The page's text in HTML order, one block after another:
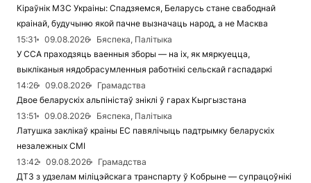
Кіраўнік МЗС Украіны: Спадзяемся, Беларусь стане свабоднай
краінай, будучыню якой пачне вызначаць народ, а не Масква
15:31
09.08.2026
Бяспека, Палітыка
У ССА праходзяць ваенныя зборы — на іх, як мяркуецца,
выкліканыя нядобрасумленныя работнікі сельскай гаспадаркі
14:26
09.08.2026
Грамадства
Двое беларускіх альпіністаў зніклі ў гарах Кыргызстана
13:51
09.08.2026
Бяспека, Палітыка
Латушка заклікаў краіны ЕС павялічыць падтрымку беларускіх
незалежных СМІ
13:42
09.08.2026
Грамадства
ДТЗ з удзелам міліцэйскага транспарту ў Кобрыне — супрацоўнікі